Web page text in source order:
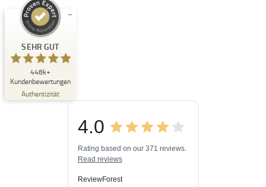
SEHR GUT
448k+
Kundenbewertungen
Authentizität
Kundenbewertungen und Erfahrungen zu
SEHR GUT
4,84
/
5,00
3
ProvenExpert.com
Blick aufs ProvenExpert-Profil werfen
4.0
Rating based on our 371 reviews.
Read reviews
ReviewForest